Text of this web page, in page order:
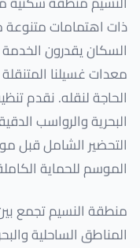
ذات اهتمامات متنوعة
السكان يقدرون الخدمة
معدات غسيلنا
الحاجة لنقله. نقدم
البحرية والرواسب
التحضير الشامل قبل
الموسم للحماية
منطقة النسيم تجمع
المناطق الساحلية